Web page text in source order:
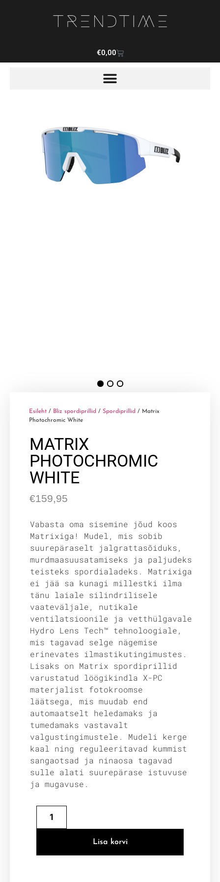
€0,00
Esileht / Bliz spordiprillid / Spordiprillid / Matrix
Photochromic White
MATRIX
PHOTOCHROMIC
WHITE
€159,95
Vabasta oma sisemine jõud koos
Matrixiga! Mudel, mis sobib
suurepäraselt jalgrattasõiduks,
murdmaasuusatamiseks ja paljudeks
teisteks spordialadeks. Matrixiga
ei jää sa kunagi millestki ilma
tänu laiale silindrilisele
vaateväljale, nutikale
ventilatsioonile ja vetthülgavale
Hydro Lens Tech™ tehnoloogiale,
mis tagavad selge nägemise
erinevates ilmastikutingimustes.
Lisaks on Matrix spordiprillid
varustatud löögikindla X-PC
materjalist fotokroomse
läätsega, mis muudab end
automaatselt heledamaks ja
tumedamaks vastavalt
valgustingimustele. Mudeli kerge
kaal ning reguleeritavad kummist
sangaotsad ja ninaosa tagavad
sulle alati suurepärase istuvuse
ja mugavuse.
Lisa korvi